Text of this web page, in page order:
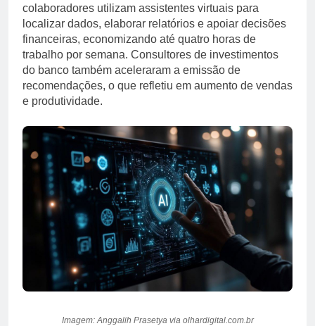
colaboradores utilizam assistentes virtuais para
localizar dados, elaborar relatórios e apoiar decisões
financeiras, economizando até quatro horas de
trabalho por semana. Consultores de investimentos
do banco também aceleraram a emissão de
recomendações, o que refletiu em aumento de vendas
e produtividade.
Imagem: Anggalih Prasetya via olhardigital.com.br